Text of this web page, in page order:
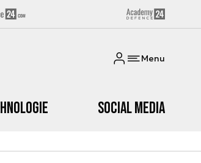
Menu
Social media